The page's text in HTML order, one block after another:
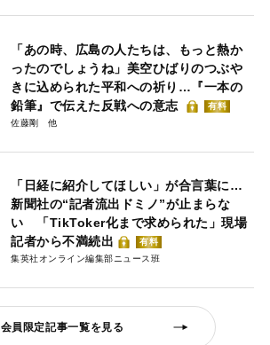
「あの時、広島の人たちは、もっと熱か
ったのでしょうね」美空ひばりのつぶや
きに込められた平和への祈り…『一本の
鉛筆』で伝えた反戦への意志
有料
佐藤剛
「日経に紹介してほしい」が合言葉に…
新聞社の“記者流出ドミノ”が止まらな
い 「TikToker化まで求められた」現場
記者から不満続出
有料
集英社オンライン編集部ニュース班
会員限定記事一覧を見る